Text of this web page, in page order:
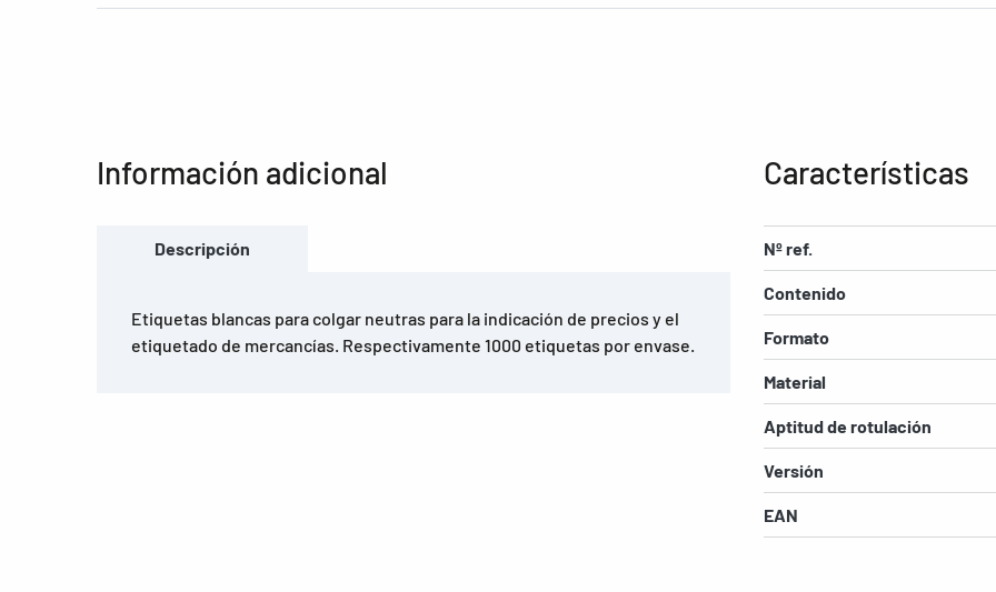
Información adicional
Descripción
Etiquetas blancas para colgar neutras para la indicación de precios y el
etiquetado de mercancías. Respectivamente 1000 etiquetas por envase.
Características
Nº ref.
Contenido
Formato
Material
Aptitud de rotulación
Versión
EAN